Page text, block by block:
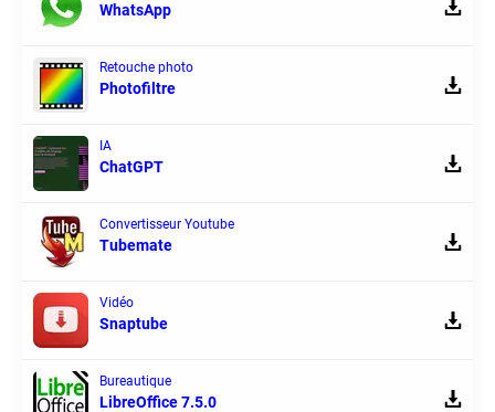
WhatsApp
Retouche photo
Photofiltre
IA
ChatGPT
Convertisseur Youtube
Tubemate
Vidéo
Snaptube
Bureautique
LibreOffice 7.5.0